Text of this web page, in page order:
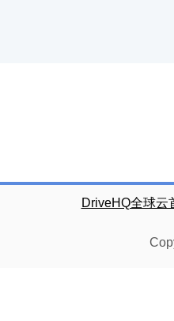
DriveHQ全球云